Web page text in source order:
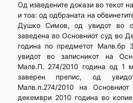
Од изведените докази во текот
и тоа: од одбраната на
Душко Симов, од увидот во
заведена во Основниот суд во
година по предметот Малв.бр
увидот во записникот на
Малв.П. 274/2010 година од 1
заверен препис, од
Малв.п.274/2010 на
декември 2010 година во